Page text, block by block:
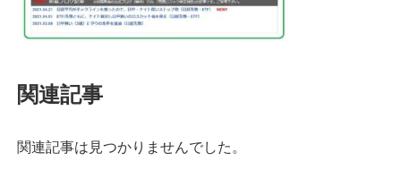
関連記事
関連記事は見つかりませんでした。